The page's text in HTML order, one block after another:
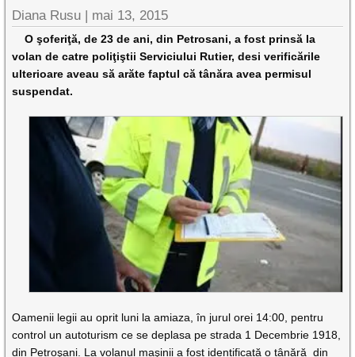
Diana Rusu | mai 13, 2015
O şoferiţă, de 23 de ani, din Petrosani, a fost prinsă la
volan de catre poliţiştii Serviciului Rutier, desi verificările
ulterioare aveau să arăte faptul că tânăra avea permisul
suspendat.
Oamenii legii au oprit luni la amiaza, în jurul orei 14:00, pentru
control un autoturism ce se deplasa pe strada 1 Decembrie 1918,
din Petroşani. La volanul maşinii a fost identificată o tânără din